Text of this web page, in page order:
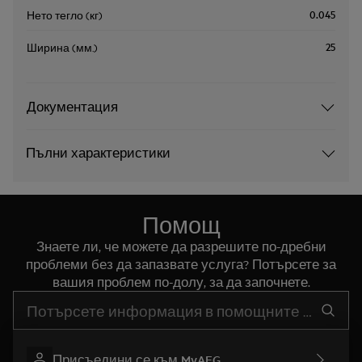
Нето тегло (кг) 0.045
Ширина (мм.) 25
Документация
Пълни характеристики
Помощ
Знаете ли, че можете да разрешите по-дребни
проблеми без да запазвате услуга? Потърсете за
вашия проблем по-долу, за да започнете.